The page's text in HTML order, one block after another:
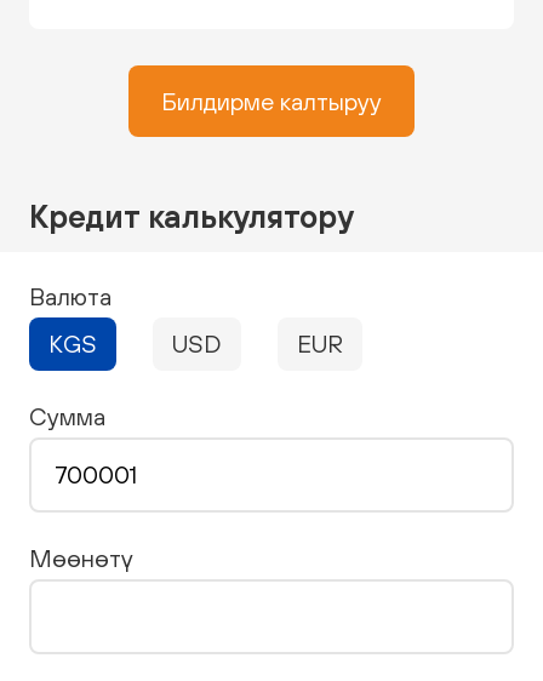
Билдирме калтыруу
Кредит калькулятору
Валюта
KGS
USD EUR
Сумма
Мөөнөтү